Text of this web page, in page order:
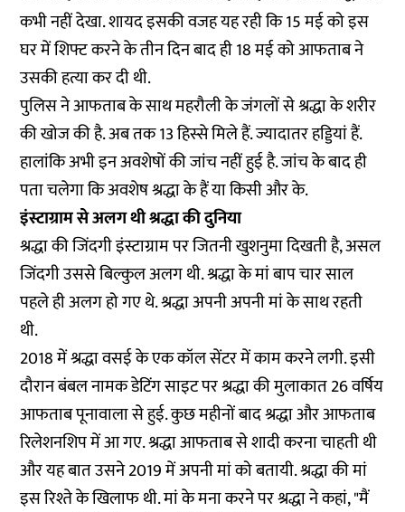
कभी नहीं देखा. शायद इसकी वजह यह रही कि 15 मई को इस
घर में शिफ्ट करने के तीन दिन बाद ही 18 मई को आफताब ने
उसकी हत्या कर दी थी.
पुलिस ने आफताब के साथ महरौली के जंगलों से श्रद्धा के शरीर
की खोज की है. अब तक 13 हिस्से मिले हैं. ज्यादातर हड्डियां हैं.
हालांकि अभी इन अवशेषों की जांच नहीं हुई है. जांच के बाद ही
पता चलेगा कि अवशेष श्रद्धा के हैं या किसी और के.
इंस्टाग्राम से अलग थी श्रद्धा की दुनिया
श्रद्धा की जिंदगी इंस्टाग्राम पर जितनी खुशनुमा दिखती है, असल
जिंदगी उससे बिल्कुल अलग थी. श्रद्धा के मां बाप चार साल
पहले ही अलग हो गए थे. श्रद्धा अपनी अपनी मां के साथ रहती
थी.
2018 में श्रद्धा वसई के एक कॉल सेंटर में काम करने लगी. इसी
दौरान बंबल नामक डेटिंग साइट पर श्रद्धा की मुलाकात 26 वर्षिय
आफताब पूनावाला से हुई. कुछ महीनों बाद श्रद्धा और आफताब
रिलेशनशिप में आ गए. श्रद्धा आफताब से शादी करना चाहती थी
और यह बात उसने 2019 में अपनी मां को बतायी. श्रद्धा की मां
इस रिश्ते के खिलाफ थी. मां के मना करने पर श्रद्धा ने कहां, "मैं